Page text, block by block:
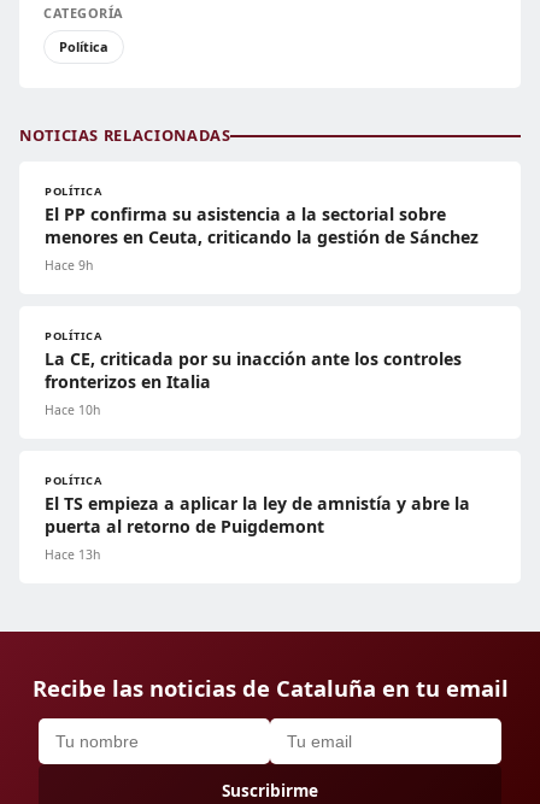
CATEGORÍA
Política
NOTICIAS RELACIONADAS
POLÍTICA
El PP confirma su asistencia a la sectorial sobre
menores en Ceuta, criticando la gestión de Sánchez
Hace 9h
POLÍTICA
La CE, criticada por su inacción ante los controles
fronterizos en Italia
Hace 10h
POLÍTICA
El TS empieza a aplicar la ley de amnistía y abre la
puerta al retorno de Puigdemont
Hace 13h
Recibe las noticias de Cataluña en tu email
Suscribirme